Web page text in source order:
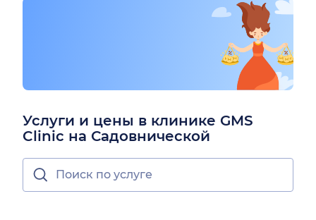
Услуги и цены в клинике GMS
Clinic на Садовнической